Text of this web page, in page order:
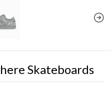
Skateboards